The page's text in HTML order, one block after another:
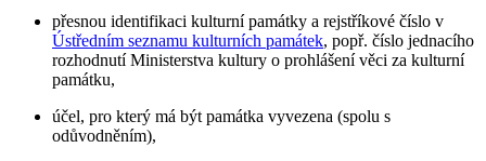
přesnou identifikaci kulturní památky a rejstříkové číslo v
Ústředním seznamu kulturních památek, popř. číslo jednacího
rozhodnutí Ministerstva kultury o prohlášení věci za kulturní
památku,
účel, pro který má být památka vyvezena (spolu s
odůvodněním),